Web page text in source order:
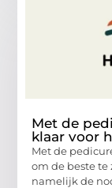
Met de
klaar voor
Met de
om de beste
namelijk de